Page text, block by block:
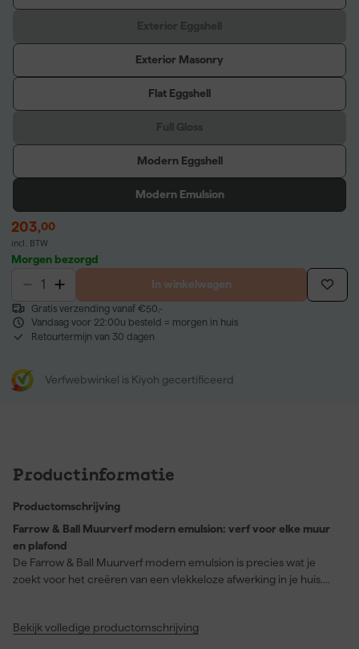
Exterior Masonry
Flat Eggshell
Modern Eggshell
Modern Emulsion
203,00
incl. BTW
Morgen bezorgd
In winkelwagen
Gratis verzending vanaf €50,-
Vandaag voor 22:00u besteld = morgen in huis
Retourtermijn van 30 dagen
Verfwebwinkel is Kiyoh gecertificeerd
Productinformatie
Productomschrijving
Farrow & Ball Muurverf modern emulsion: verf voor elke muur
en plafond
De Farrow & Ball Muurverf modern emulsion is precies wat je
zoekt voor het creëren van een vlekkeloze afwerking in je huis.
voor drukbezochte ruimtes zoals de keuken, badkamer en hal.
Bekijk volledige productomschrijving